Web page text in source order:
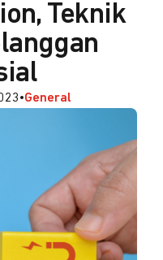
Teknik
•General